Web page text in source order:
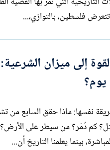
تتعرض فلسطين، بالتوازي،...
إلى ميزان
نفسها: ماذا حقق السابع من
بينما يعلمنا التاريخ أن...